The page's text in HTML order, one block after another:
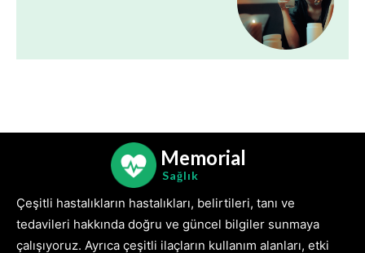
Memorial
Sağlık
Çeşitli hastalıkların hastalıkları, belirtileri, tanı ve
tedavileri hakkında doğru ve güncel bilgiler sunmaya
çalışıyoruz. Ayrıca çeşitli ilaçların kullanım alanları, etki